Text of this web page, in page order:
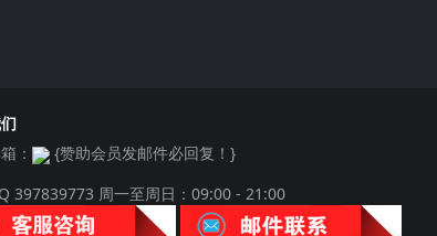
：
{赞助会员发邮件必回复！}
397839773 周一至周日：09:00 - 21:00